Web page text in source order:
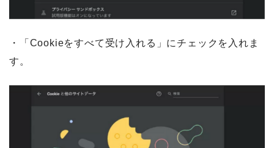
・「Cookieをすべて受け入れる」にチェックを入れま
す。